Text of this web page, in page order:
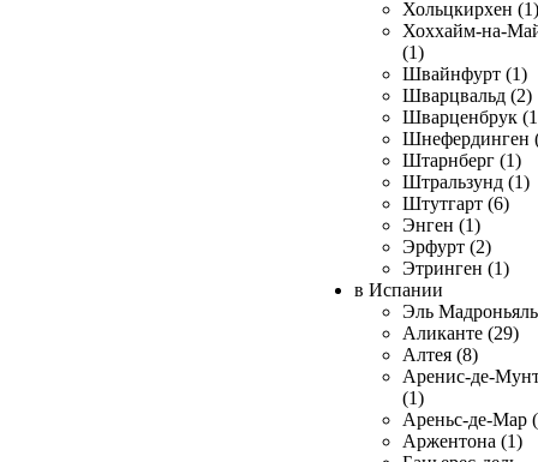
Хольцкирхен (1)
Хоххайм-на-
(1)
Швайнфурт (1)
Шварцвальд (2)
Шварценбрук
Шнефердинген
Штарнберг (1)
Штральзунд (1)
Штутгарт (6)
Энген (1)
Эрфурт (2)
Этринген (1)
в Испании
Эль
Аликанте (29)
Алтея (8)
Аренис-де-
(1)
Ареньс-де-Мар
Аржентона (1)